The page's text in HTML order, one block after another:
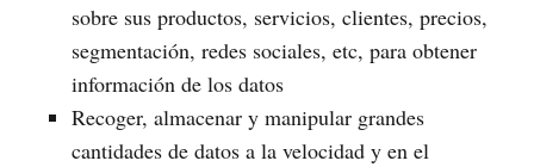
sobre sus productos, servicios, clientes, precios,
segmentación, redes sociales, etc, para obtener
información de los datos
Recoger, almacenar y manipular grandes
cantidades de datos a la velocidad y en el